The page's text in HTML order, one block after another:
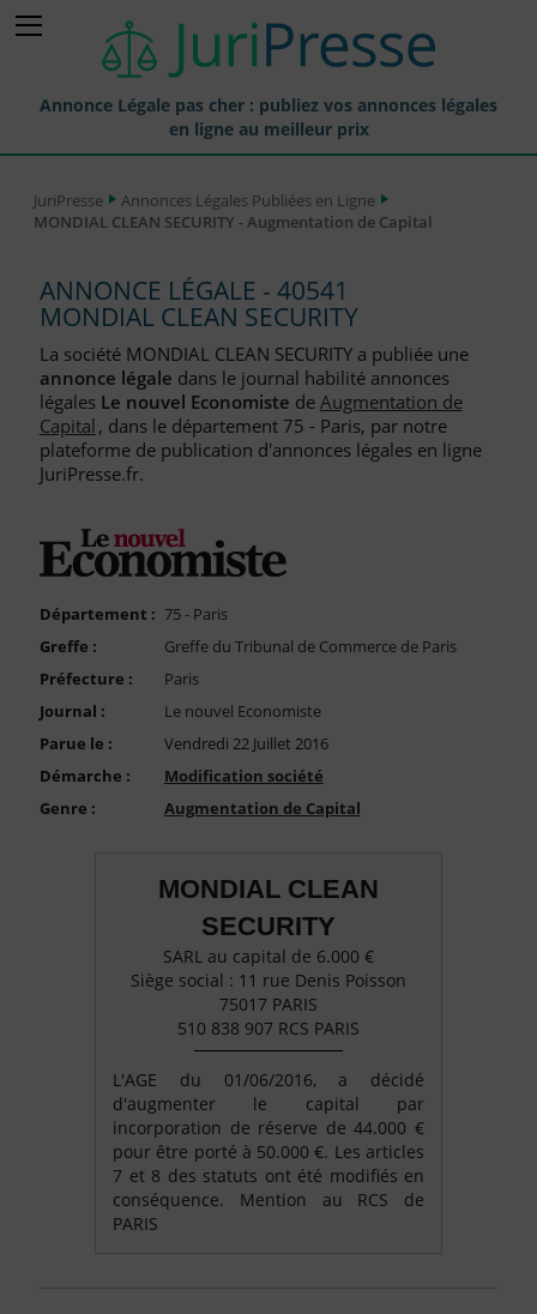
Annonce Légale pas cher : publiez vos annonces légales
en ligne au meilleur prix
Annonces Légales Publiées
Journaux Habilités (JAL) Annonces Légales
Départements pour la Publication d'Annonces Légales
Liste des Greffes
Liste des CCI
FAQ
Compte PRO
JuriPresse
Annonces Légales Publiées en Ligne
MONDIAL CLEAN SECURITY - Augmentation de Capital
ANNONCE LÉGALE - 40541
MONDIAL CLEAN SECURITY
La société MONDIAL CLEAN SECURITY a publiée une
annonce légale dans le journal habilité annonces
légales Le nouvel Economiste deAugmentation de
Capital, dans le département 75 - Paris, par notre
plateforme de publication d'annonces légales en ligne
JuriPresse.fr.
Département : 75 - Paris
Greffe :
Greffe du Tribunal de Commerce de Paris
Préfecture :
Paris
Journal :
Le nouvel Economiste
Parue le :
Vendredi 22 Juillet 2016
Démarche :
Modification société
Genre :
Augmentation de Capital
MONDIAL CLEAN
SECURITY
SARL au capital de 6.000 €
Siège social : 11 rue Denis Poisson
75017 PARIS
510 838 907 RCS PARIS
L'AGE du 01/06/2016, a décidé
d'augmenter le capital par
incorporation de réserve de 44.000 €
pour être porté à 50.000 €. Les articles
7 et 8 des statuts ont été modifiés en
conséquence. Mention au RCS de
PARIS